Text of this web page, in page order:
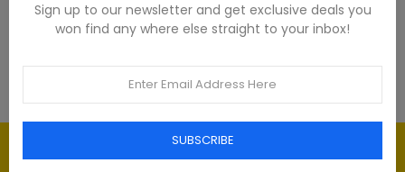
93,00 €
Élégance intemporelle : l'art du
Sign up to our newsletter and get exclusive deals you
won find any where else straight to your inbox!
SUBSCRIBE